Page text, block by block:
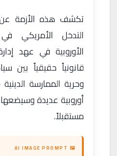
تكشف هذه الأزمة
التدخل الأمريكي
الأوروبية في عهد
قانونياً حقيقياً بين
وحرية الممارسة
أوروبية عديدة
مستقبلاً.
🖼 AI IMAGE PROMPT